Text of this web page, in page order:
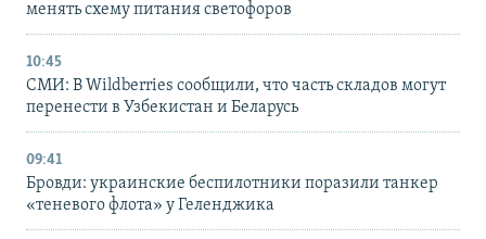
менять схему питания светофоров
10:45
СМИ: В Wildberries сообщили, что часть складов могут
перенести в Узбекистан и Беларусь
09:41
Бровди: украинские беспилотники поразили танкер
«теневого флота» у Геленджика